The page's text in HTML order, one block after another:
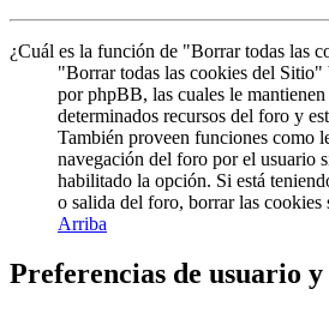
¿Cuál es la función de "Borrar todas las
"Borrar todas las cookies del Sitio"
por phpBB, las cuales le
determinados recursos del foro y
También proveen funciones como
navegación del foro por el usuario
habilitado la opción. Si está
o salida del foro, borrar las cookies
Arriba
Preferencias de usuario